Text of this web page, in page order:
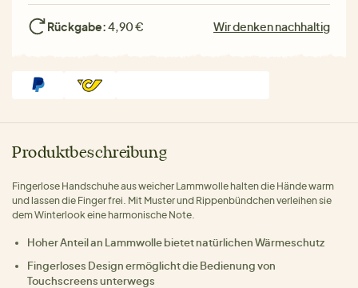
Rückgabe:4,90 € Wir denken nachhaltig
Produktbeschreibung
Fingerlose Handschuhe aus weicher Lammwolle halten die Hände warm
und lassen die Finger frei. Mit Muster und Rippenbündchen verleihen sie
dem Winterlook eine harmonische Note.
Hoher Anteil an Lammwolle bietet natürlichen Wärmeschutz
Fingerloses Design ermöglicht die Bedienung von
Touchscreens unterwegs